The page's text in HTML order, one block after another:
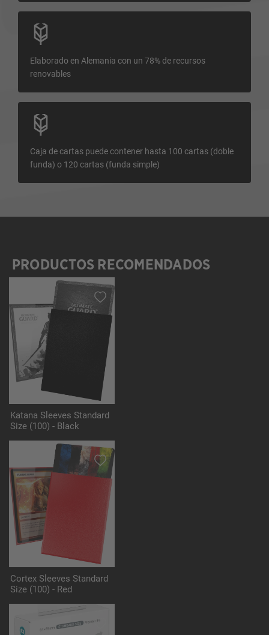
Elaborado en Alemania con un 78% de recursos
renovables
Caja de cartas puede contener hasta 100 cartas (doble
funda) o 120 cartas (funda simple)
Omitir la galería de productos
PRODUCTOS RECOMENDADOS
Katana Sleeves Standard
Size (100) - Black
Cortex Sleeves Standard
Size (100) - Red